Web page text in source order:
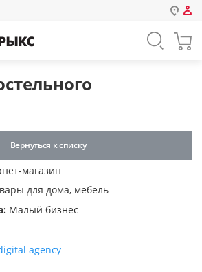
Авторизация
Пароль
Запомнить меня на этом
компьютере
Вернуться к списку
магазин
для дома, мебель
Малый бизнес
agency